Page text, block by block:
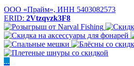
ООО «Прайм», ИНН 5403082573
ERID: 2Vtzqvzk3F8
...